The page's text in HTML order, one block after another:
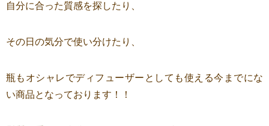
自分に合った質感を探したり、
その日の気分で使い分けたり、
瓶もオシャレでディフューザーとしても使える今までにな
い商品となっております！！